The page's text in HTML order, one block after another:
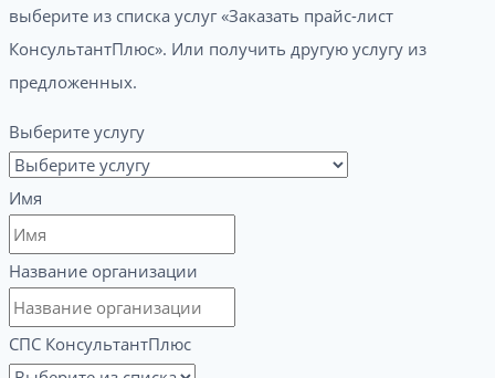
выберите из списка услуг «Заказать прайс-лист
КонсультантПлюс». Или получить другую услугу из
предложенных.
Выберите услугу
Имя
Название организации
СПС КонсультантПлюс